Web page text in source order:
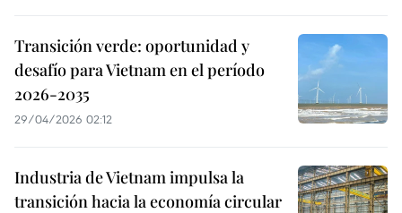
Transición verde: oportunidad y
desafío para Vietnam en el período
2026-2035
29/04/2026 02:12
Industria de Vietnam impulsa la
transición hacia la economía circular